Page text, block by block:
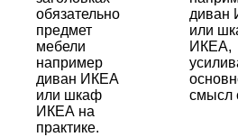
обязательно
предмет
мебели
например
диван ИКЕА
или шкаф
ИКЕА на
практике.
диван
или
ИКЕА,
смысл